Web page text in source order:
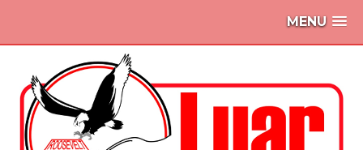
MENU